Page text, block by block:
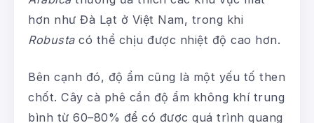
hơn như Đà Lạt ở Việt Nam, trong khi
Robustacó thể chịu được nhiệt độ cao hơn.
Bên cạnh đó, độ ẩm cũng là một yếu tố then
chốt. Cây cà phê cần độ ẩm không khí trung
bình từ 60–80% để có được quá trình quang